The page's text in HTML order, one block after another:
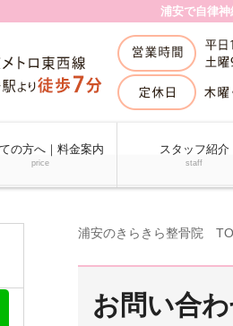
浦安で自律
の方へ｜料金案内
price
スタッフ紹介
staff
浦安のきらきら整骨院
お問い合